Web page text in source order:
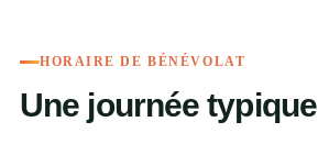
HORAIRE DE BÉNÉVOLAT
Une journée typique